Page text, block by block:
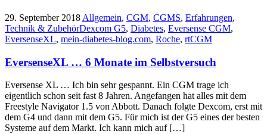
29. September 2018 Allgemein, CGM, CGMS, Erfahrungen,
Technik & ZubehörDexcom G5, Diabetes, Eversense CGM,
EversenseXL, mein-diabetes-blog.com, Roche, rtCGM
EversenseXL … 6 Monate im Selbstversuch
Eversense XL … Ich bin sehr gespannt. Ein CGM trage ich
eigentlich schon seit fast 8 Jahren. Angefangen hat alles mit dem
Freestyle Navigator 1.5 von Abbott. Danach folgte Dexcom, erst mit
dem G4 und dann mit dem G5. Für mich ist der G5 eines der besten
Systeme auf dem Markt. Ich kann mich auf […]